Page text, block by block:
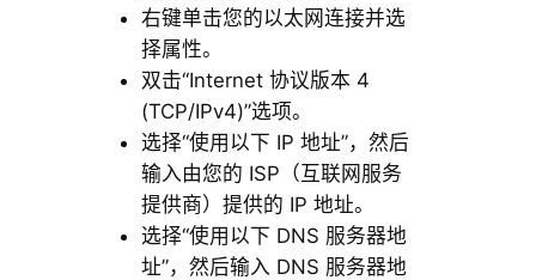
右键单击您的以太网连接并选
择属性。
双击“Internet 协议版本 4
(TCP/IPv4)”选项。
选择“使用以下 IP 地址”，然后
输入由您的 ISP（互联网服务
提供商）提供的 IP 地址。
选择“使用以下 DNS 服务器地
址”，然后输入 DNS 服务器地